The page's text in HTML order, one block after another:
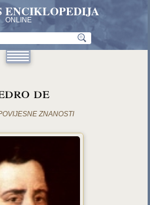
ENCIKLOPEDIJA
ONLINE
de
ZNANOSTI